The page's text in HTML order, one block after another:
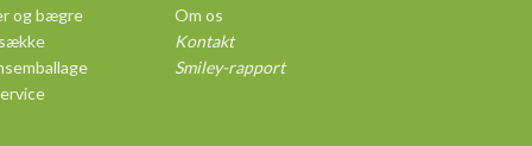
og bægre
Om os
Kontakt
Smiley-rapport